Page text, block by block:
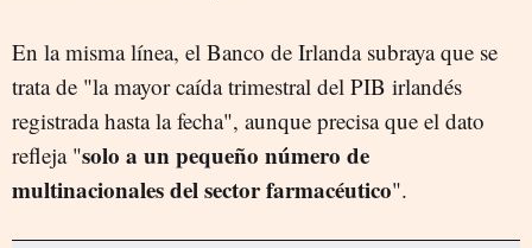
En la misma línea, el Banco de Irlanda subraya que se
trata de "la mayor caída trimestral del PIB irlandés
registrada hasta la fecha", aunque precisa que el dato
refleja "solo a un pequeño número de
multinacionales del sector farmacéutico".